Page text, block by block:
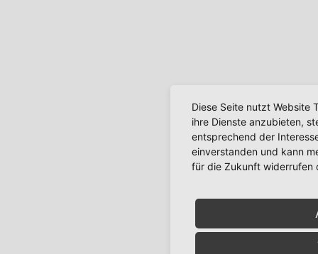
Diese Seite nutzt Website
ihre Dienste anzubieten,
entsprechend der
einverstanden und kann
für die Zukunft widerrufen